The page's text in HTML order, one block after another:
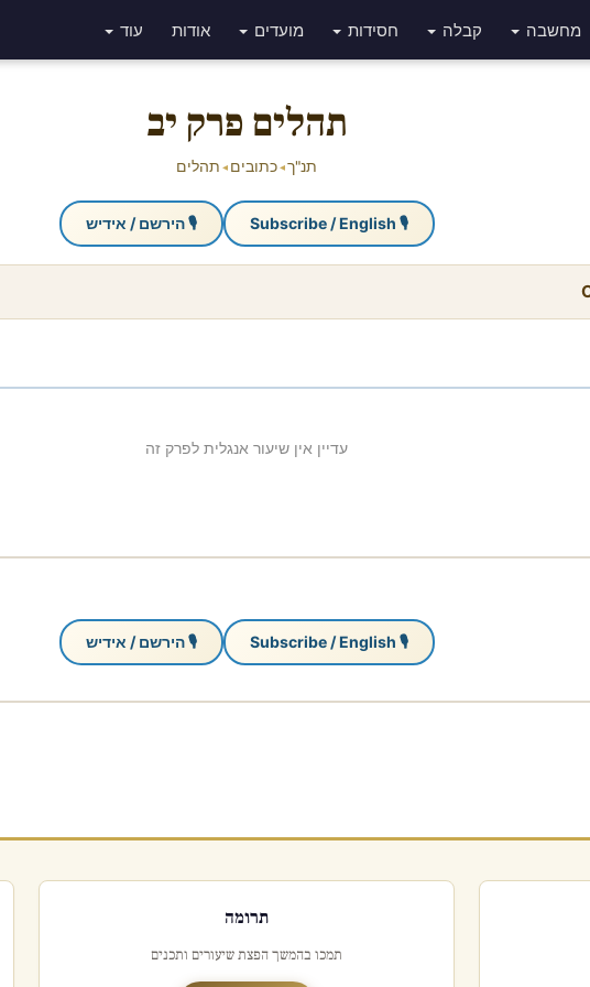
מחשבה קבלה חסידות מועדים אודות עוד
תהלים פרק יב
תנ"ך◂כתובים ◂ תהלים
🎙 Subscribe / English 🎙 הירשם / אידיש
עדיין אין שיעור אנגלית לפרק זה
🎙 Subscribe / English 🎙 הירשם / אידיש
תרומה
תמכו בהמשך הפצת שיעורים ותכנים